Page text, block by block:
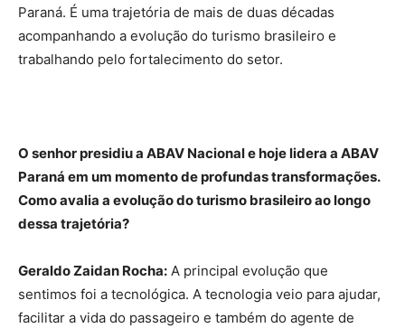
Paraná. É uma trajetória de mais de duas décadas
acompanhando a evolução do turismo brasileiro e
trabalhando pelo fortalecimento do setor.
O senhor presidiu a ABAV Nacional e hoje lidera a ABAV
Paraná em um momento de profundas transformações.
Como avalia a evolução do turismo brasileiro ao longo
dessa trajetória?
Geraldo Zaidan Rocha: A principal evolução que
sentimos foi a tecnológica. A tecnologia veio para ajudar,
facilitar a vida do passageiro e também do agente de